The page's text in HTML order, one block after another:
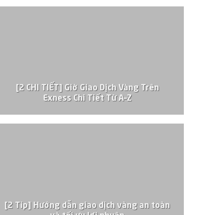
[2 CHI TIẾT] Giờ Giao Dịch Vàng Trên
Exness Chi Tiết Từ A–Z
[2 Tip] Hướng dẫn giao dịch vàng an toàn